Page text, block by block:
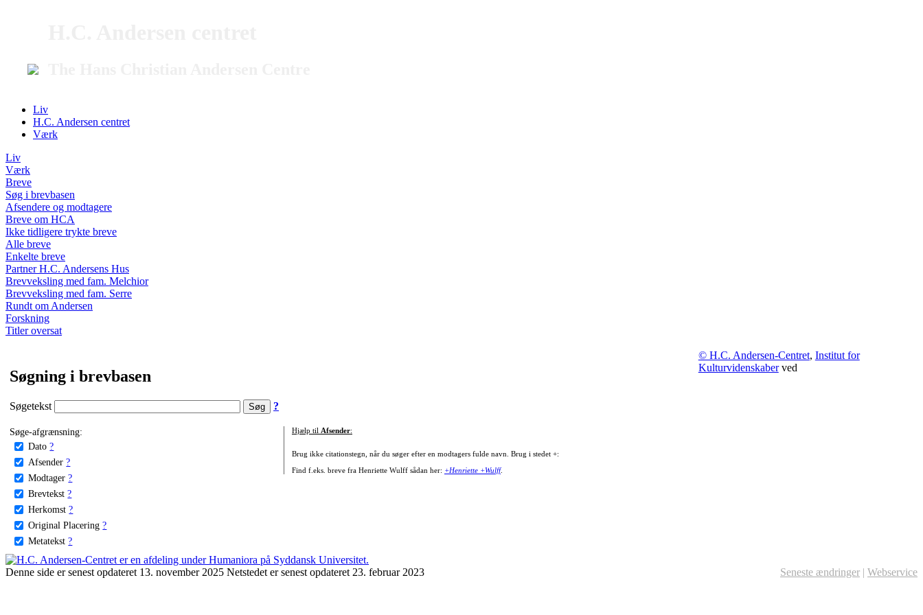
Liv
H.C. Andersen centret
Værk
Liv
Værk
Breve
Søg i brevbasen
Afsendere og modtagere
Breve om HCA
Ikke tidligere trykte breve
Alle breve
Enkelte breve
Partner H.C. Andersens Hus
Brevveksling med fam. Melchior
Brevveksling med fam. Serre
Rundt om Andersen
Forskning
Titler oversat
Søgning i brevbasen
Søgetekst ?
Søge-afgrænsning:
Dato ?
Afsender ?
Modtager ?
Brevtekst ?
Herkomst ?
Original Placering ?
Metatekst ?
Hjælp til Afsender:
Brug ikke citationstegn, når du søger efter en modtagers fulde navn. Brug i stedet +:
Find f.eks. breve fra Henriette Wulff sådan her: +Henriette +Wulff.
© H.C. Andersen-Centret, Institut for
Kulturvidenskaberved
Denne side er senest opdateret 13. november 2025 Netstedet er senest opdateret 23. februar 2023 Seneste ændringer | Webservice